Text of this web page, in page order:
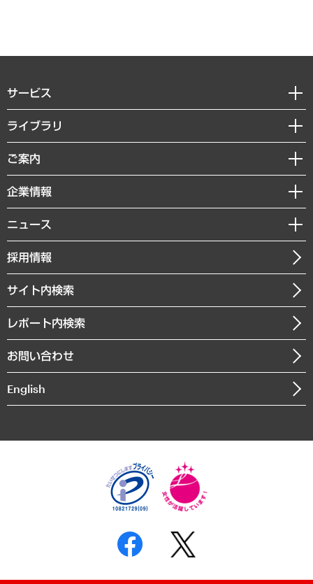
サービス
経営戦略
組織・人事戦略
デジタルイノベーション
共生・ダイバーシティ
GRC（ガバナンス・リスク・コンプライアンス）・防災（政策）
経済・産業・雇用・労働
まちづくり・観光・交通・スポーツ・スマートシティ
自然資源・農林水産業・食料システム
ライブラリ
経済調査
レポート
コラム
経営用語集
受託・受注実績（官公庁関連）
メディア掲載・出演
ご案内
セミナー・イベント情報
MUFGビジネスセミナー
受託案件情報
企業情報
私たちの想い
社長メッセージ
会社概要
沿革
組織図・本部部室紹介
インドネシア現地法人
個人情報保護方針
反社会的勢力に対する基本方針
書面による個人情報の開示等の請求の手続きについて
ニュース
ニュースリリース
お知らせ
採用情報
サイト内検索
レポート内検索
お問い合わせ
English